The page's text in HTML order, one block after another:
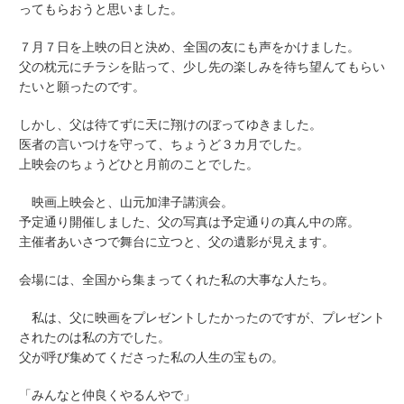
ってもらおうと思いました。
７月７日を上映の日と決め、全国の友にも声をかけました。
父の枕元にチラシを貼って、少し先の楽しみを待ち望んてもらい
たいと願ったのです。
しかし、父は待てずに天に翔けのぼってゆきました。
医者の言いつけを守って、ちょうど３カ月でした。
上映会のちょうどひと月前のことでした。
映画上映会と、山元加津子講演会。
予定通り開催しました、父の写真は予定通りの真ん中の席。
主催者あいさつで舞台に立つと、父の遺影が見えます。
会場には、全国から集まってくれた私の大事な人たち。
私は、父に映画をプレゼントしたかったのですが、プレゼント
されたのは私の方でした。
父が呼び集めてくださった私の人生の宝もの。
「みんなと仲良くやるんやで」